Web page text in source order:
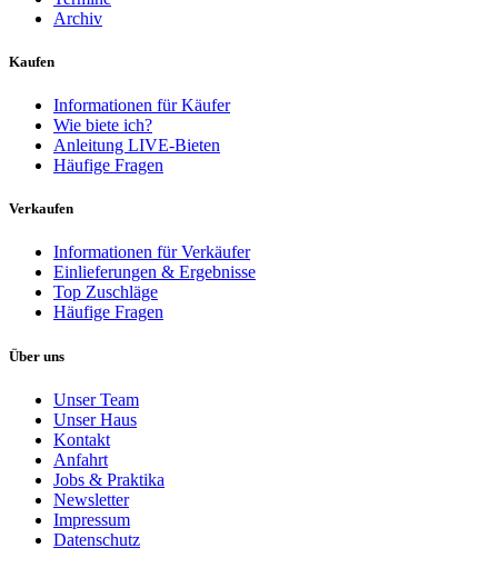
Archiv
Kaufen
Informationen für Käufer
Wie biete ich?
Anleitung LIVE-Bieten
Häufige Fragen
Verkaufen
Informationen für Verkäufer
Einlieferungen & Ergebnisse
Top Zuschläge
Häufige Fragen
Über uns
Unser Team
Unser Haus
Kontakt
Anfahrt
Jobs & Praktika
Newsletter
Impressum
Datenschutz